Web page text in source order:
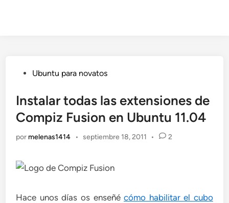
Publicado
Ubuntu para novatos
Instalar todas las extensiones de
Compiz Fusion en Ubuntu 11.04
por melenas1414 • septiembre 18, 2011 • 2
Hace unos días os enseñécómo habilitar el cubo